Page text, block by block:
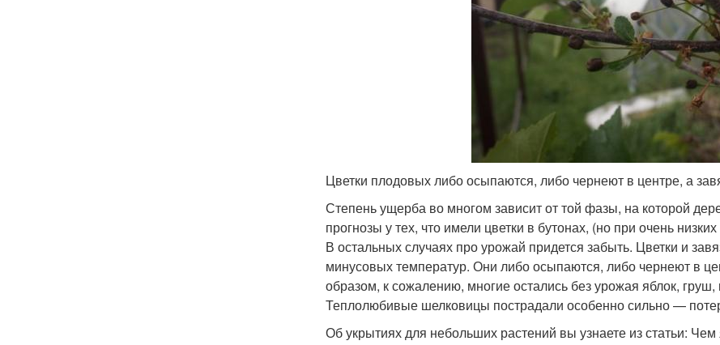
Цветки плодовых либо осыпаются, либо чернеют в центре, а
Степень ущерба во многом зависит от той фазы, на которой
прогнозы у тех, что имели цветки в бутонах, (но при очень
В остальных случаях про урожай придется забыть. Цветки и
минусовых температур. Они либо осыпаются, либо чернеют в
образом, к сожалению, многие остались без урожая яблок,
Теплолюбивые шелковицы пострадали особенно сильно —
Об укрытиях для небольших растений вы узнаете из статьи: